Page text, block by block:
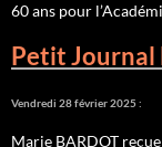
60 ans pour
Petit Journal
Vendredi 28 février 2025 :
Marie BARDOT